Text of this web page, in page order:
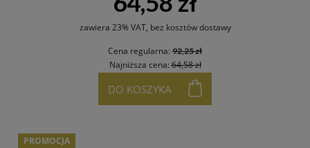
zawiera 23% VAT, bez kosztów dostawy
Cena regularna: 92,25 zł
Najniższa cena:64,58 zł
DO KOSZYKA
PROMOCJA